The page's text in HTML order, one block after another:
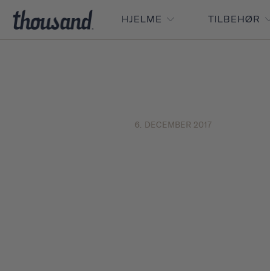
HJELME TILBEHØR
6. DECEMBER 2017